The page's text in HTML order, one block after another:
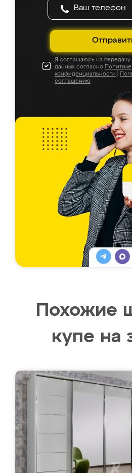
Я соглашаюсь на передачу
данных согласно Политике
конфиденциальности
соглашению
Похожие
купе на